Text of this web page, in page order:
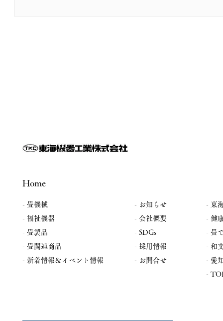
Home
- 畳機械
- 福祉機器
- 畳製品
- 畳関連商品
​- 新着情報＆イベント情報
- お知らせ
- 会社概要
- SDGs
- 採用情報
- お問合せ
- 東
- 健
- 畳
​- 和
​- 愛
​-